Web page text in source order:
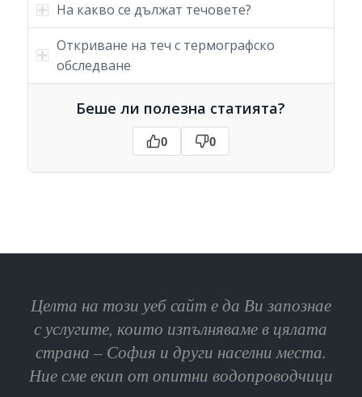
На какво се дължат течовете?
Откриване на теч с термографско
обследване
Беше ли полезна статията?
0 0
Целта на този уеб сайт е да Ви запознае
с услугите, които изпълняваме в цялата
страна – София и други населни места.
Ние сме екип от опитни водопроводчици